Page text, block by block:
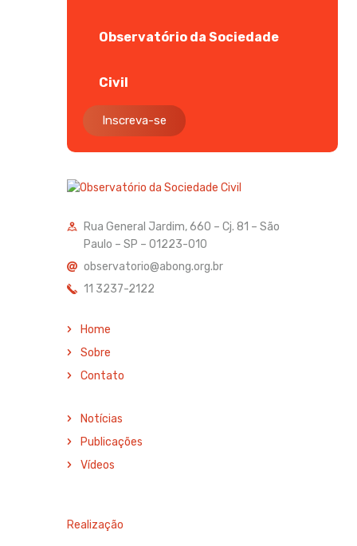
Observatório da Sociedade
Civil
Inscreva-se
Rua General Jardim, 660 – Cj. 81 – São
Paulo – SP – 01223-010
observatorio@abong.org.br
11 3237-2122
Home
Sobre
Contato
Notícias
Publicações
Vídeos
Realização